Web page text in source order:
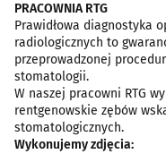
PRACOWNIA RTG
Prawidłowa diagnostyka
radiologicznych to
przeprowadzonej
stomatologii.
W naszej pracowni RTG
rentgenowskie zębów
stomatologicznych.
Wykonujemy zdjęcia: